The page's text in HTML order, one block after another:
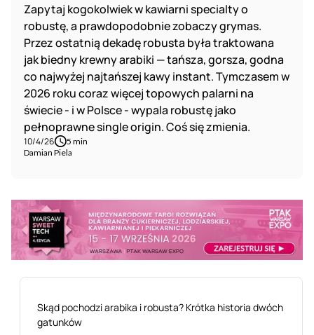
Zapytaj kogokolwiek w kawiarni specialty o
robustę, a prawdopodobnie zobaczy grymas.
Przez ostatnią dekadę robusta była traktowana
jak biedny krewny arabiki — tańsza, gorsza, godna
co najwyżej najtańszej kawy instant. Tymczasem w
2026 roku coraz więcej topowych palarni na
świecie - i w Polsce - wypala robustę jako
pełnoprawne single origin. Coś się zmienia.
10/4/26
5 min
Damian Piela
Skąd pochodzi arabika i robusta? Krótka historia dwóch
gatunków